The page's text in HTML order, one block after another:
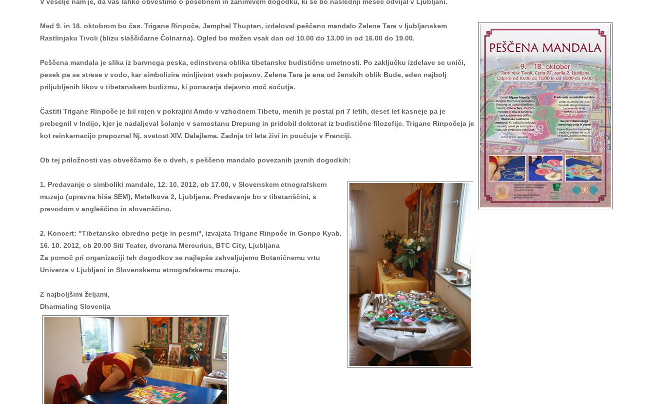
Med 9. in 18. oktobrom bo čas. Trigane Rinpoče, Jamphel Thupten, izdeloval peščeno mandalo Zelene Tare v ljubljanskem
Rastlinjaku Tivoli (blizu slaščičarne Čolnarna). Ogled bo možen vsak dan od 10.00 do 13.00 in od 16.00 do 19.00.
Peščena mandala je slika iz barvnega peska, edinstvena oblika tibetanske budistične umetnosti. Po zaključku izdelave se uniči,
pesek pa se strese v vodo, kar simbolizira minljivost vseh pojavov. Zelena Tara je ena od ženskih oblik Bude, eden najbolj
priljubljenih likov v tibetanskem budizmu, ki ponazarja dejavno moč sočutja.
Častiti Trigane Rinpoče je bil rojen v pokrajini Amdo v vzhodnem Tibetu, menih je postal pri 7 letih, deset let kasneje pa je
prebegnil v Indijo, kjer je nadaljeval šolanje v samostanu Drepung in pridobil doktorat iz budistične filozofije. Trigane Rinpočeja je
kot reinkarnacijo prepoznal Nj. svetost XIV. Dalajlama. Zadnja tri leta živi in poučuje v Franciji.
Ob tej priložnosti vas obveščamo še o dveh, s peščeno mandalo povezanih javnih dogodkih:
1. Predavanje o simboliki mandale, 12. 10. 2012, ob 17.00, v Slovenskem etnografskem
muzeju (upravna hiša SEM), Metelkova 2, Ljubljana. Predavanje bo v tibetanščini, s
prevodom v angleščino in slovenščino.
2. Koncert: "Tibetansko obredno petje in pesmi", izvajata Trigane Rinpoče in Gonpo Kyab.
16. 10. 2012, ob 20.00 Siti Teater, dvorana Mercurius, BTC City, Ljubljana
Za pomoč pri organizaciji teh dogodkov se najlepše zahvaljujemo Botaničnemu vrtu
Univerze v Ljubljani in Slovenskemu etnografskemu muzeju.
Z najboljšimi željami,
Dharmaling Slovenija